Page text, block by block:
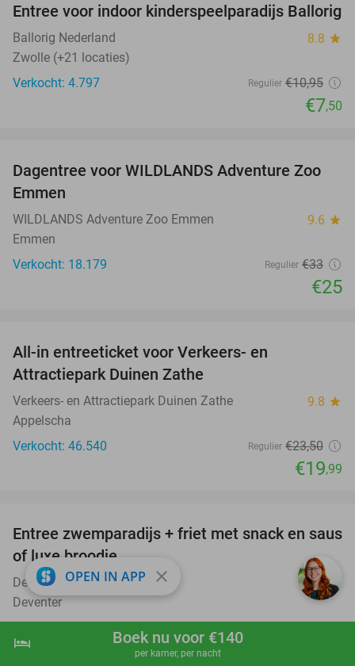
shopping_cart Boek nu
hotel Boek nu voor €140
per kamer, per nacht
32%
Entree voor indoor kinderspeelparadijs Ballorig
Ballorig Nederland 8.8 star
Zwolle (+21 locaties)
Verkocht: 4.797
Regulier €10,95
€7,50
24%
Dagentree voor WILDLANDS Adventure Zoo
Emmen
WILDLANDS Adventure Zoo Emmen 9.6 star
Emmen
Verkocht: 18.179
Regulier €33
€25
All-in entreeticket voor Verkeers- en
Attractiepark Duinen Zathe
Verkeers- en Attractiepark Duinen Zathe 9.8 star
Appelscha
Verkocht: 46.540
Regulier €23,50
€19,99
20%
Entree zwemparadijs + friet met snack en saus
of luxe broodje
De Scheg 9.5star
Deventer
OPEN IN APP close